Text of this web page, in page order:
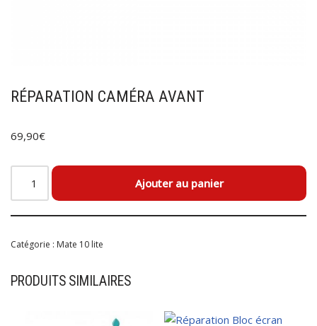
RÉPARATION CAMÉRA AVANT
69,90€
Ajouter au panier
Catégorie : Mate 10 lite
PRODUITS SIMILAIRES